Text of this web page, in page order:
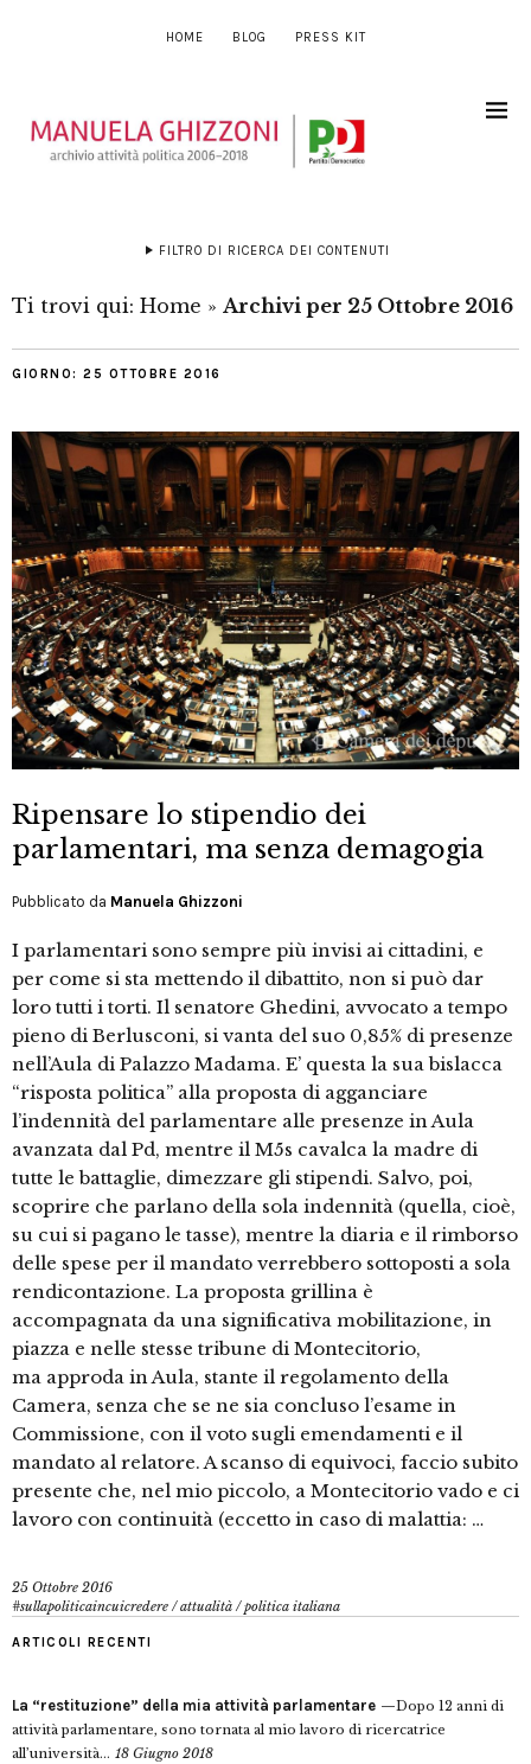
HOME BLOG PRESS KIT
FILTRO DI RICERCA DEI CONTENUTI
Ti trovi qui: Home » Archivi per 25 Ottobre 2016
GIORNO: 25 OTTOBRE 2016
Ripensare lo stipendio dei
parlamentari, ma senza demagogia
Pubblicato da Manuela Ghizzoni
I parlamentari sono sempre più invisi ai cittadini, e
per come si sta mettendo il dibattito, non si può dar
loro tutti i torti. Il senatore Ghedini, avvocato a tempo
pieno di Berlusconi, si vanta del suo 0,85% di presenze
nell’Aula di Palazzo Madama. E’ questa la sua bislacca
“risposta politica” alla proposta di agganciare
l’indennità del parlamentare alle presenze in Aula
avanzata dal Pd, mentre il M5s cavalca la madre di
tutte le battaglie, dimezzare gli stipendi. Salvo, poi,
scoprire che parlano della sola indennità (quella, cioè,
su cui si pagano le tasse), mentre la diaria e il rimborso
delle spese per il mandato verrebbero sottoposti a sola
rendicontazione. La proposta grillina è
accompagnata da una significativa mobilitazione, in
piazza e nelle stesse tribune di Montecitorio,
ma approda in Aula, stante il regolamento della
Camera, senza che se ne sia concluso l’esame in
Commissione, con il voto sugli emendamenti e il
mandato al relatore. A scanso di equivoci, faccio subito
presente che, nel mio piccolo, a Montecitorio vado e ci
lavoro con continuità (eccetto in caso di malattia: …
25 Ottobre 2016
#sullapoliticaincuicredere /attualità /politica italiana
ARTICOLI RECENTI
La “restituzione” della mia attività parlamentare
Dopo 12 anni di
attività parlamentare, sono tornata al mio lavoro di ricercatrice
all’università... 18 Giugno 2018